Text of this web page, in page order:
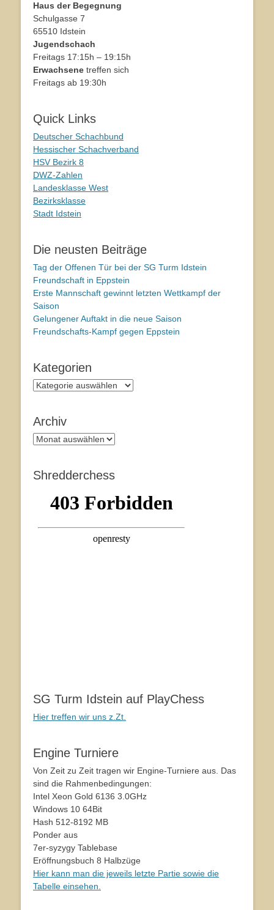
Haus der Begegnung
Schulgasse 7
65510 Idstein
Jugendschach
Freitags 17:15h – 19:15h
Erwachsene treffen sich
Freitags ab 19:30h
Quick Links
Deutscher Schachbund
Hessischer Schachverband
HSV Bezirk 8
DWZ-Zahlen
Landesklasse West
Bezirksklasse
Stadt Idstein
Die neusten Beiträge
Tag der Offenen Tür bei der SG Turm Idstein
Freundschaft in Eppstein
Erste Mannschaft gewinnt letzten Wettkampf der
Saison
Gelungener Auftakt in die neue Saison
Freundschafts-Kampf gegen Eppstein
Kategorien
Kategorien
Archiv
Archiv
Shredderchess
SG Turm Idstein auf PlayChess
Hier treffen wir uns z.Zt.
Engine Turniere
Von Zeit zu Zeit tragen wir Engine-Turniere aus. Das
sind die Rahmenbedingungen:
Intel Xeon Gold 6136 3.0GHz
Windows 10 64Bit
Hash 512-8192 MB
Ponder aus
7er-syzygy Tablebase
Eröffnungsbuch 8 Halbzüge
Hier kann man die jeweils letzte Partie sowie die
Tabelle einsehen.